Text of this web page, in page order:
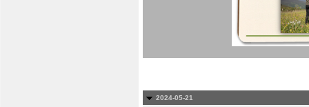
2024-05-21